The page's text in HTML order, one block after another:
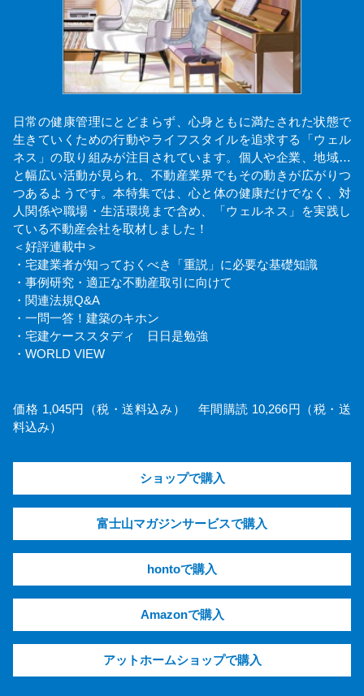
日常の健康管理にとどまらず、心身ともに満たされた状態で
生きていくための行動やライフスタイルを追求する「ウェル
ネス」の取り組みが注目されています。個人や企業、地域…
と幅広い活動が見られ、不動産業界でもその動きが広がりつ
つあるようです。本特集では、心と体の健康だけでなく、対
人関係や職場・生活環境まで含め、「ウェルネス」を実践し
ている不動産会社を取材しました！
＜好評連載中＞
・宅建業者が知っておくべき「重説」に必要な基礎知識
・事例研究・適正な不動産取引に向けて
・関連法規Q&A
・一問一答！建築のキホン
・宅建ケーススタディ 日日是勉強
・WORLD VIEW
価格 1,045円（税・送料込み） 年間購読 10,266円（税・送
料込み）
ショップで購入
富士山マガジンサービスで購入
hontoで購入
Amazonで購入
アットホームショップで購入